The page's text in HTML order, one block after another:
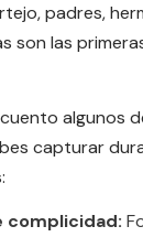
padres,
son las
algunos
capturar
complicidad: